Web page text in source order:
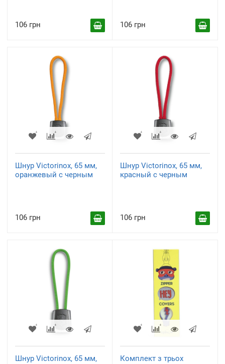
106 грн 106 грн
Шнур Victorinox, 65 мм,
оранжевый с черным
106 грн
Шнур Victorinox, 65 мм,
красный с черным
106 грн
Шнур Victorinox, 65 мм,
Комплект з трьох